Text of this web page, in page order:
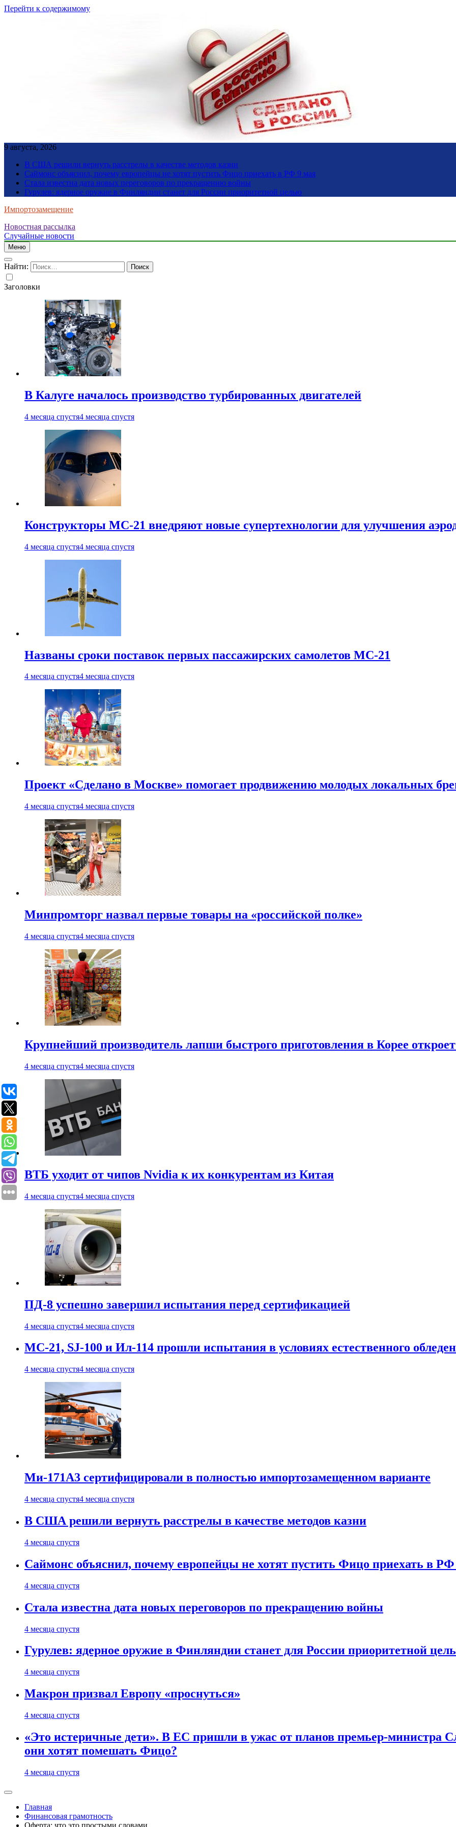
Перейти к содержимому
9 августа, 2026
В США решили вернуть расстрелы в качестве методов казни
Саймонс объяснил, почему европейцы не хотят пустить Фицо приехать в РФ 9 мая
Стала известна дата новых переговоров по прекращению войны
Гурулев: ядерное оружие в Финляндии станет для России приоритетной целью
Импортозамещение
Новостная рассылка
Случайные новости
Меню
Найти:
Заголовки
В Калуге началось производство турбированных двигателей
4 месяца спустя4 месяца спустя
Конструкторы МС-21 внедряют новые супертехнологии для улучшения
4 месяца спустя4 месяца спустя
Названы сроки поставок первых пассажирских самолетов МС-21
4 месяца спустя4 месяца спустя
Проект «Сделано в Москве» помогает продвижению молодых локальных
4 месяца спустя4 месяца спустя
Минпромторг назвал первые товары на «российской полке»
4 месяца спустя4 месяца спустя
Крупнейший производитель лапши быстрого приготовления в Корее
4 месяца спустя4 месяца спустя
ВТБ уходит от чипов Nvidia к их конкурентам из Китая
4 месяца спустя4 месяца спустя
ПД-8 успешно завершил испытания перед сертификацией
4 месяца спустя4 месяца спустя
МС-21, SJ-100 и Ил-114 прошли испытания в условиях естественного
4 месяца спустя4 месяца спустя
Ми-171А3 сертифицировали в полностью импортозамещенном варианте
4 месяца спустя4 месяца спустя
В США решили вернуть расстрелы в качестве методов казни
4 месяца спустя
Саймонс объяснил, почему европейцы не хотят пустить Фицо приехать в
4 месяца спустя
Стала известна дата новых переговоров по прекращению войны
4 месяца спустя
Гурулев: ядерное оружие в Финляндии станет для России приоритетной
4 месяца спустя
Макрон призвал Европу «проснуться»
4 месяца спустя
«Это истеричные дети». В ЕС пришли в ужас от планов премьер-министра
они хотят помешать Фицо?
4 месяца спустя
Главная
Финансовая грамотность
Оферта: что это простыми словами